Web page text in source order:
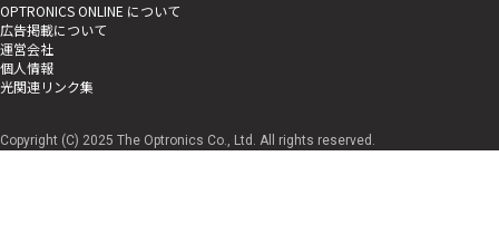
OPTRONICS ONLINE について
広告掲載について
運営会社
個人情報
光関連リンク集
Copyright (C) 2025 The Optronics Co., Ltd. All rights reserved.